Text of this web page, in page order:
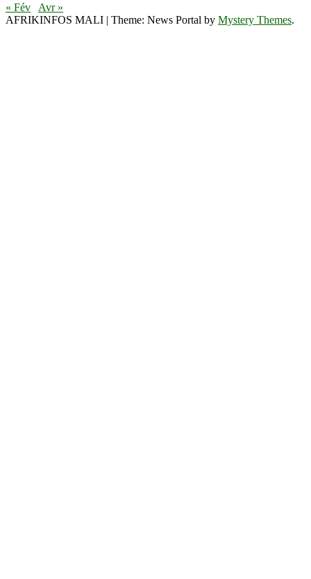
« Fév
Avr »
AFRIKINFOS MALI | Theme: News Portal by Mystery Themes.